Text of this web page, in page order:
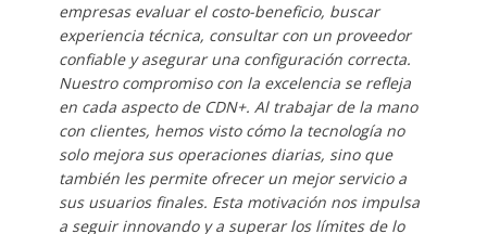
empresas evaluar el costo-beneficio, buscar
experiencia técnica, consultar con un proveedor
confiable y asegurar una configuración correcta.
Nuestro compromiso con la excelencia se refleja
en cada aspecto de CDN+. Al trabajar de la mano
con clientes, hemos visto cómo la tecnología no
solo mejora sus operaciones diarias, sino que
también les permite ofrecer un mejor servicio a
sus usuarios finales. Esta motivación nos impulsa
a seguir innovando y a superar los límites de lo